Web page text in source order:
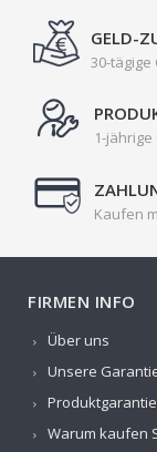
GELD-
30-
1-
Kaufen
FIRMEN INFO
Über uns
Unsere
Produktgarantie
Warum kaufen